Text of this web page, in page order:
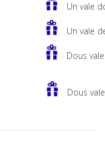
Un vale
Un vale
Dous
Dous